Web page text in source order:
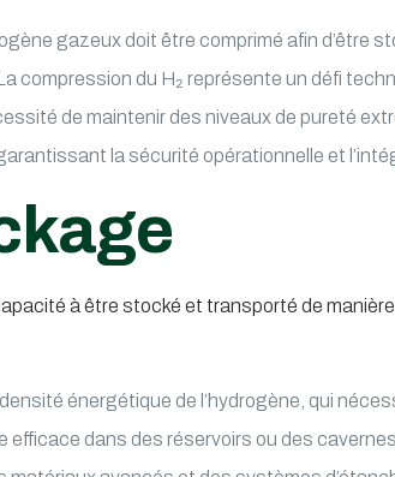
gazeux doit être comprimé afin d’être
du H₂ représente un défi
de maintenir des niveaux de pureté
la sécurité opérationnelle et
à être stocké et transporté de
énergétique de l’hydrogène, qui
dans des réservoirs ou des